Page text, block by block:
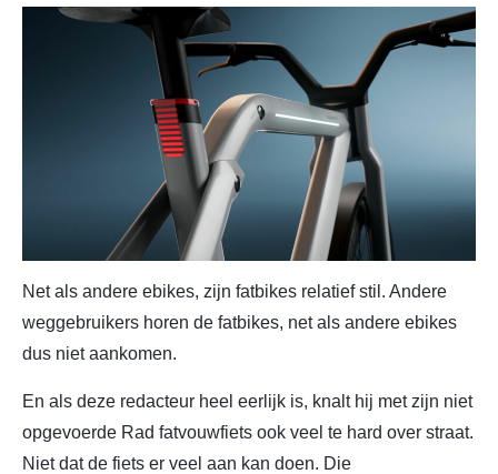
Net als andere ebikes, zijn fatbikes relatief stil. Andere
weggebruikers horen de fatbikes, net als andere ebikes
dus niet aankomen.
En als deze redacteur heel eerlijk is, knalt hij met zijn niet
opgevoerde Rad fatvouwfiets ook veel te hard over straat.
Niet dat de fiets er veel aan kan doen. Die